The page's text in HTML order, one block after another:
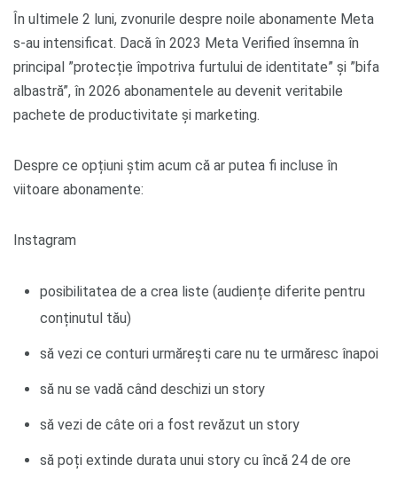
În ultimele 2 luni, zvonurile despre noile abonamente Meta
s-au intensificat. Dacă în 2023 Meta Verified însemna în
principal ”protecție împotriva furtului de identitate” și ”bifa
albastră”, în 2026 abonamentele au devenit veritabile
pachete de productivitate și marketing.
Despre ce opțiuni știm acum că ar putea fi incluse în
viitoare abonamente:
Instagram
posibilitatea de a crea liste (audiențe diferite pentru
conținutul tău)
să vezi ce conturi urmărești care nu te urmăresc înapoi
să nu se vadă când deschizi un story
să vezi de câte ori a fost revăzut un story
să poți extinde durata unui story cu încă 24 de ore